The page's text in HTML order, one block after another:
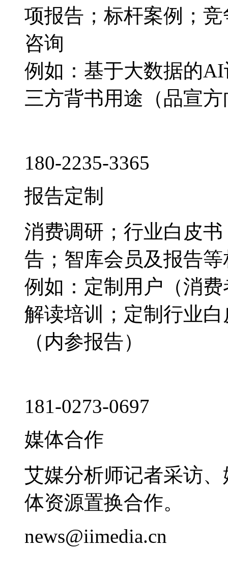
项报告；标杆案例；
咨询
例如：基于大数据的
三方背书用途（品宣
180-2235-3365
报告定制
消费调研；行业白皮
告；智库会员及报告
例如：定制用户（消
解读培训；定制行业
（内参报告）
181-0273-0697
媒体合作
艾媒分析师记者采访
体资源置换合作。
news@iimedia.cn